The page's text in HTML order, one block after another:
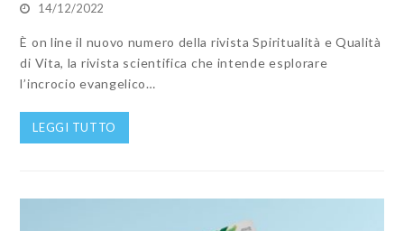
14/12/2022
È on line il nuovo numero della rivista Spiritualità e Qualità
di Vita, la rivista scientifica che intende esplorare
l’incrocio evangelico…
LEGGI TUTTO